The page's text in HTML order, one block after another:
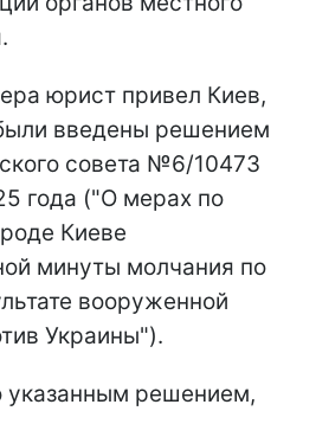
юрист привел Киев,
введены решением
совета №6/10473
года ("О мерах по
Киеве
минуты молчания по
вооруженной
Украины").
указанным решением,